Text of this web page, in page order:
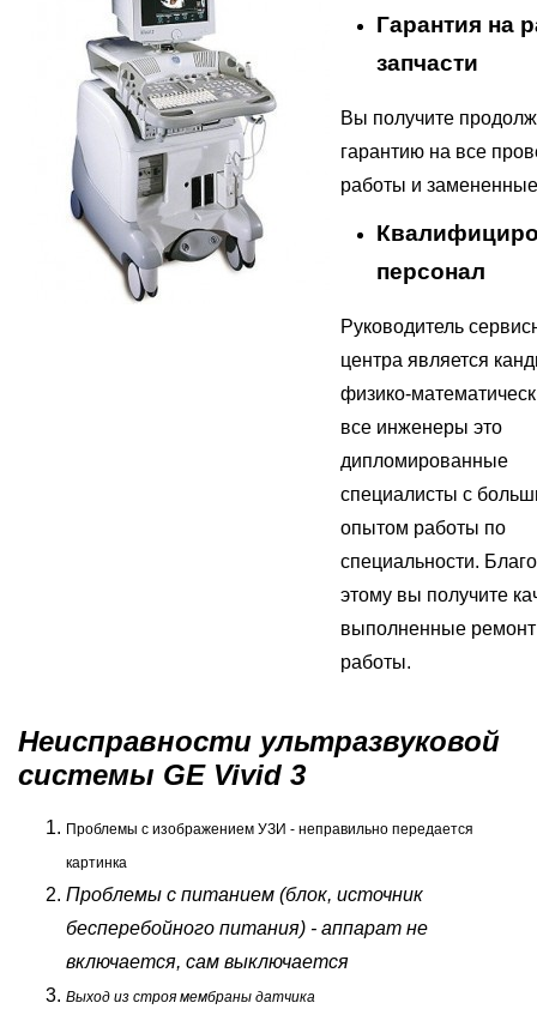
Гарантия на
запчасти
Вы получите
гарантию на все
работы и
персонал
Руководитель
центра является
физико-
все инженеры это
дипломированные
специалисты с
опытом работы по
специальности.
этому вы получите
выполненные
работы.
Неисправности ультразвуковой
системы GE Vivid 3
Проблемы с изображением УЗИ - неправильно передается
картинка
Проблемы с питанием (блок, источник
бесперебойного питания) - аппарат не
включается, сам выключается
Выход из строя мембраны датчика